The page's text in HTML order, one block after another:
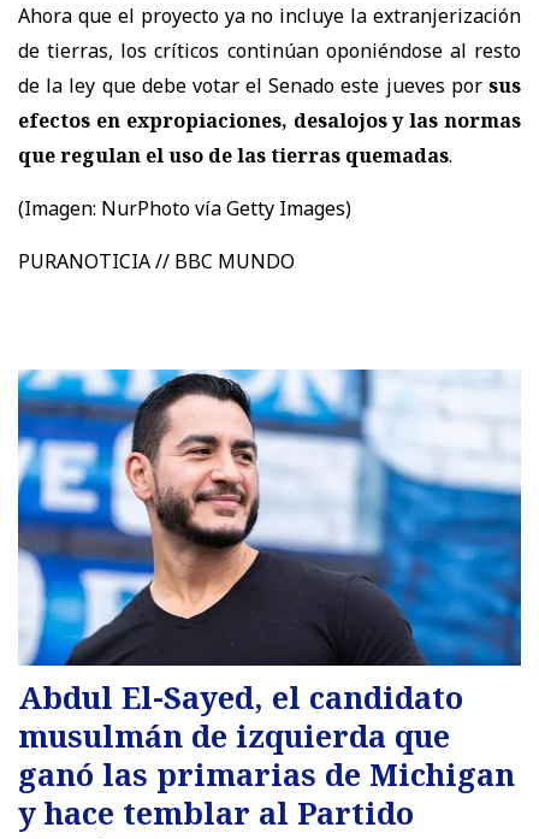
Ahora que el proyecto ya no incluye la extranjerización
de tierras, los críticos continúan oponiéndose al resto
de la ley que debe votar el Senado este jueves por sus
efectos en expropiaciones, desalojos y las normas
que regulan el uso de las tierras quemadas.
(Imagen: NurPhoto vía Getty Images)
PURANOTICIA // BBC MUNDO
Abdul El-Sayed, el candidato
musulmán de izquierda que
ganó las primarias de Michigan
y hace temblar al Partido